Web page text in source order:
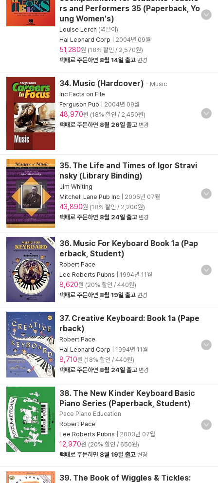
rs and Performers 35 (Paperback, Yo
ung Women's)
Louise Lerch (엮은이)
Hal Leonard Corp
2004년 09월
51,280원 (18% 할인 / 2,570원)
택배로 주문하면 8월 14일 출고 변경
34. Music (Hardcover) - Music
Inc Facts on File
Ferguson Pub
2004년 09월
48,970원 (18% 할인 / 2,450원)
택배로 주문하면 8월 26일 출고 변경
35. The Life and Times of Igor Stravi
nsky (Library Binding)
Jim Whiting
Mitchell Lane Pub Inc
2005년 07월
43,890원 (18% 할인 / 2,200원)
택배로 주문하면 8월 24일 출고 변경
36. Music For Keyboard Book 1a (Pap
erback, Student)
Robert Pace
Lee Roberts Pubns
1994년 11월
8,620원 (20% 할인 / 440원)
택배로 주문하면 8월 19일 출고 변경
37. Creative Keyboard: Book 1a (Pape
rback)
Robert Pace
Hal Leonard Corp
1994년 11월
8,710원 (18% 할인 / 440원)
택배로 주문하면 8월 24일 출고 변경
38. The New Kinder Keyboard Basic
Piano Series (Paperback, Student) -
Pace Piano Education
Robert Pace
Lee Roberts Pubns
2003년 07월
12,970원 (20% 할인 / 650원)
택배로 주문하면 8월 19일 출고 변경
39. The Book of Wiggles & Tickles: